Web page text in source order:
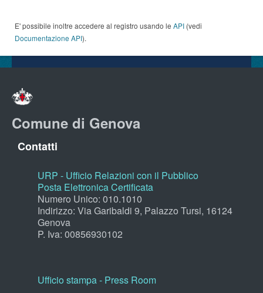
E' possibile inoltre accedere al registro usando le API (vedi
Documentazione API).
Comune di Genova
Contatti
URP - Ufficio Relazioni con il Pubblico
Posta Elettronica Certificata
Numero Unico: 010.1010
Indirizzo: Via Garibaldi 9, Palazzo Tursi, 16124
Genova
P. Iva: 00856930102
Ufficio stampa - Press Room